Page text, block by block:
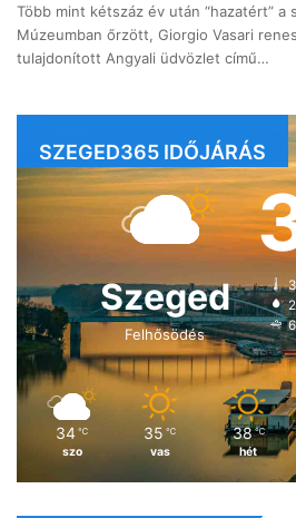
Több mint kétszáz év után “hazatért” a
Múzeumban őrzött, Giorgio Vasari
tulajdonított Angyali üdvözlet című…
SZEGED365 IDŐJÁRÁS
Szeged
Felhősödés
34 ℃
szo
35 ℃
vas
38 ℃
hét